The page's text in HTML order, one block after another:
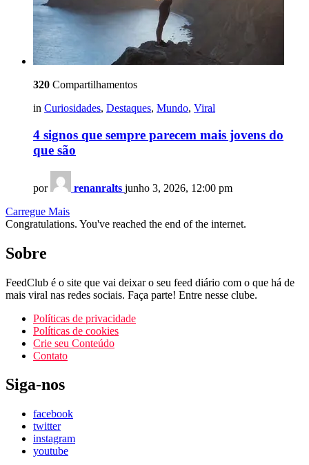
320 Compartilhamentos
in Curiosidades, Destaques, Mundo, Viral
4 signos que sempre parecem mais jovens do
que são
por renanralts junho 3, 2026, 12:00 pm
Carregue Mais
Congratulations. You've reached the end of the internet.
Sobre
FeedClub é o site que vai deixar o seu feed diário com o que há de
mais viral nas redes sociais. Faça parte! Entre nesse clube.
Políticas de privacidade
Políticas de cookies
Crie seu Conteúdo
Contato
Siga-nos
facebook
twitter
instagram
youtube